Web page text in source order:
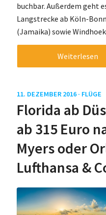
buchbar. Außerdem geht
Langstrecke ab Köln-
(Jamaika) sowie
Weiterlesen
11. DEZEMBER 2016 · FLÜGE
Florida ab
ab 315 Euro
Myers oder
Lufthansa &